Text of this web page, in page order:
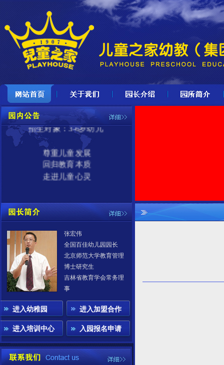
儿童之家
期待宝贝加入
招生对象：3-6岁幼儿
尊重儿童发展
回归教育本质
走进儿童心灵
张宏伟
全国百佳幼儿园园长
北京师范大学教育管理
博士研究生
吉林省教育学会常务理
事
进入幼稚园
进入培训中心
进入加盟合作
入园报名申请